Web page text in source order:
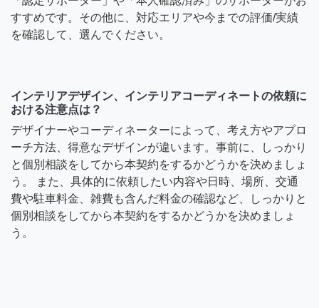
すすめです。その他に、対応エリアや今までの評価/実績
を確認して、選んでください。
インテリアデザイン、インテリアコーディネートの依頼に
おける注意点は？
デザイナーやコーディネーターによって、考え方やアプロ
ーチ方法、得意なデザインが違います。事前に、しっかり
と個別相談をしてから本契約をするかどうかを決めましょ
う。 また、具体的に依頼したい内容や日時、場所、交通
費や駐車料金、雑費も含んだ料金の確認など、しっかりと
個別相談をしてから本契約をするかどうかを決めましょ
う。